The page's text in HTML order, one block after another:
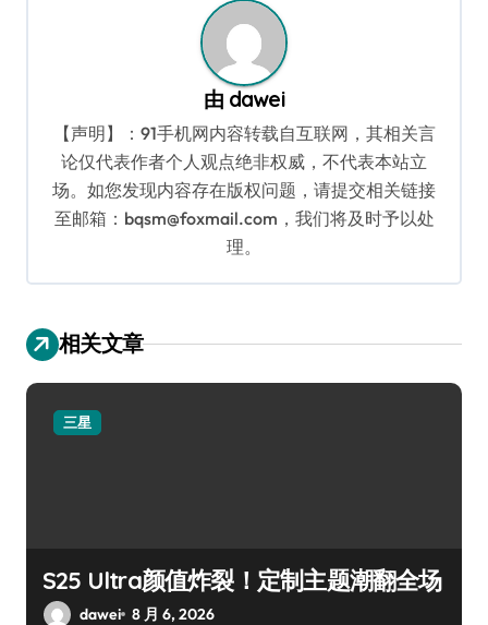
由 dawei
【声明】：91手机网内容转载自互联网，其相关言
论仅代表作者个人观点绝非权威，不代表本站立
场。如您发现内容存在版权问题，请提交相关链接
至邮箱：bqsm@foxmail.com，我们将及时予以处
理。
相关文章
三星
S25 Ultra颜值炸裂！定制主题潮翻全场
dawei 8 月 6, 2026